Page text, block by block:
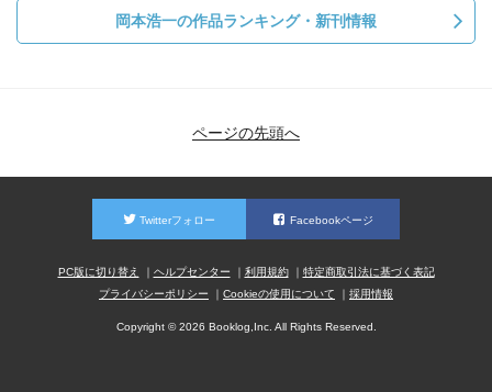
岡本浩一の作品ランキング・新刊情報
ページの先頭へ
Twitterフォロー Facebookページ
PC版に切り替え ヘルプセンター 利用規約
特定商取引法に基づく表記
プライバシーポリシー
Cookieの使用について 採用情報
Copyright © 2026 Booklog,Inc. All Rights Reserved.